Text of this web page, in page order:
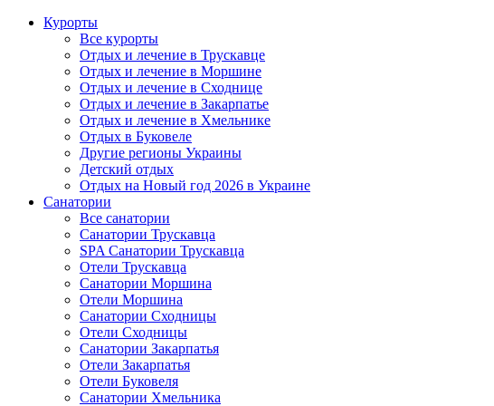
Курорты
Все курорты
Отдых и лечение в Трускавце
Отдых и лечение в Моршине
Отдых и лечение в Сходнице
Отдых и лечение в Закарпатье
Отдых и лечение в Хмельнике
Отдых в Буковеле
Другие регионы Украины
Детский отдых
Отдых на Новый год 2026 в Украине
Санатории
Все санатории
Санатории Трускавца
SPA Санатории Трускавца
Отели Трускавца
Санатории Моршина
Отели Моршина
Санатории Сходницы
Отели Сходницы
Санатории Закарпатья
Отели Закарпатья
Отели Буковеля
Санатории Хмельника